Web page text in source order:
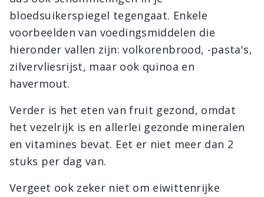
bloedsuikerspiegel tegengaat. Enkele
voorbeelden van voedingsmiddelen die
hieronder vallen zijn: volkorenbrood, -pasta's,
zilvervliesrijst, maar ook quinoa en
havermout.
Verder is het eten van fruit gezond, omdat
het vezelrijk is en allerlei gezonde mineralen
en vitamines bevat. Eet er niet meer dan 2
stuks per dag van.
Vergeet ook zeker niet om eiwittenrijke